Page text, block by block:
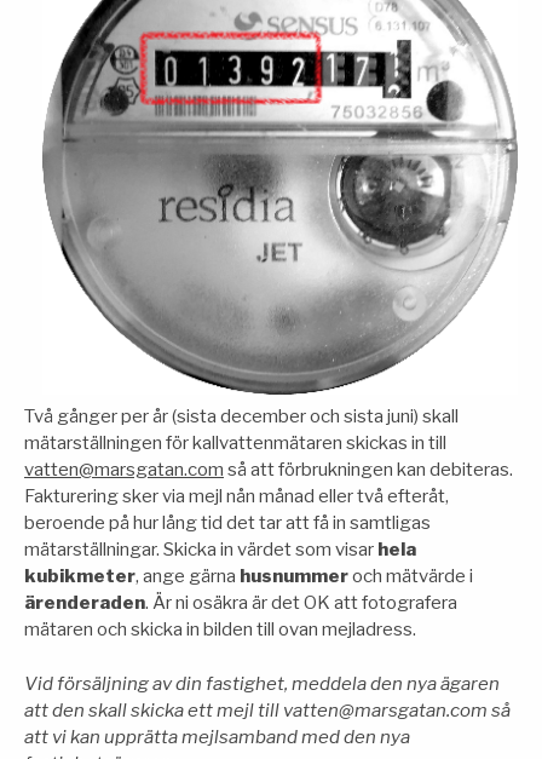
Två gånger per år (sista december och sista juni) skall
mätarställningen för kallvattenmätaren skickas in till
vatten@marsgatan.com så att förbrukningen kan debiteras.
Fakturering sker via mejl nån månad eller två efteråt,
beroende på hur lång tid det tar att få in samtligas
mätarställningar. Skicka in värdet som visar hela
kubikmeter, ange gärna husnummeroch mätvärde i
ärenderaden. Är ni osäkra är det OK att fotografera
mätaren och skicka in bilden till ovan mejladress.
Vid försäljning av din fastighet, meddela den nya ägaren
att den skall skicka ett mejl till vatten@marsgatan.com så
att vi kan upprätta mejlsamband med den nya